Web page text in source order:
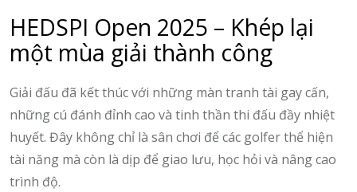
HEDSPI Open 2025 – Khép lại
một mùa giải thành công
Giải đấu đã kết thúc với những màn tranh tài gay cấn,
những cú đánh đỉnh cao và tinh thần thi đấu đầy nhiệt
huyết. Đây không chỉ là sân chơi để các golfer thể hiện
tài năng mà còn là dịp để giao lưu, học hỏi và nâng cao
trình độ.